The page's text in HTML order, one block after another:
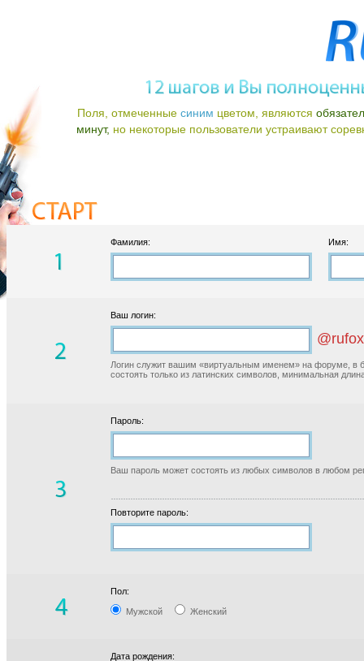
Поля, отмеченные синим цветом, являются
минут, но некоторые пользователи устраивают
Фамилия: Имя:
Ваш логин:
Логин служит вашим «виртуальным именем» на форуме, в
состоять только из латинских символов, минимальная
Пароль:
Ваш пароль может состоять из любых символов в любом
Повторите пароль:
Пол:
Мужской Женский
Дата рождения: